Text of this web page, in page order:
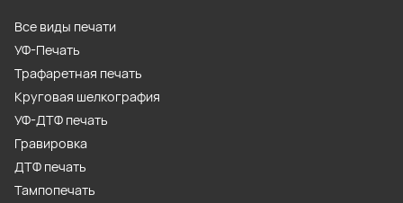
Все виды печати
УФ-Печать
Трафаретная печать
Круговая шелкография
УФ-ДТФ печать
Гравировка
ДТФ печать
Тампопечать